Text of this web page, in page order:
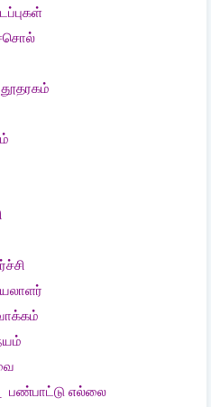
தூதரகம்
பண்பாட்டு எல்லை